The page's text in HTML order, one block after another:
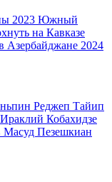
2023 Южный
на Кавказе
Азербайджане 2024
Реджеп Тайип
Ираклий Кобахидзе
Масуд Пезешкиан